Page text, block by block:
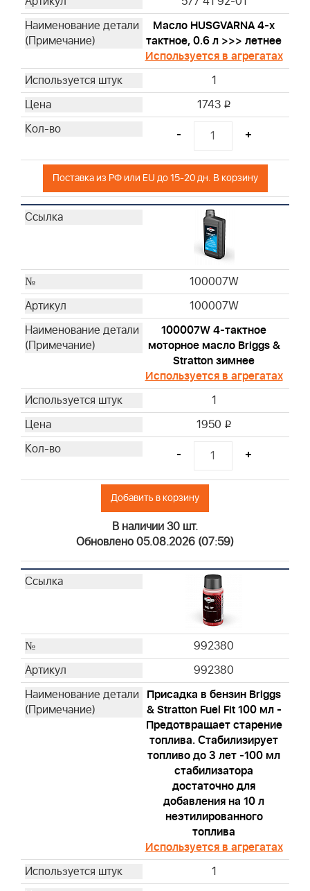
Масло HUSGVARNA 4-х
тактное, 0.6 л >>> летнее
Используется в агрегатах
1
1743 i
- +
Поставка из РФ или EU до 15-20 дн. В корзину
100007W
100007W
100007W 4-тактное
моторное масло Briggs &
Stratton зимнее
Используется в агрегатах
1
1950 i
- +
Добавить в корзину
В наличии 30 шт.
Обновлено 05.08.2026 (07:59)
992380
992380
Присадка в бензин Briggs
& Stratton Fuel Fit 100 мл -
Предотвращает старение
топлива. Стабилизирует
топливо до 3 лет -100 мл
стабилизатора
достаточно для
добавления на 10 л
неэтилированного
топлива
Используется в агрегатах
1